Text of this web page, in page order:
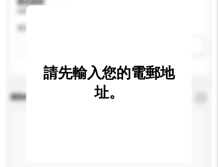
查詢內容
請先輸入您的電郵地
址。